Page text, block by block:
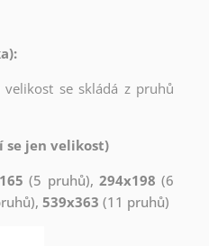
se skládá z pruhů
se jen velikost)
(5 pruhů), 294x198 (6
539x363 (11 pruhů)